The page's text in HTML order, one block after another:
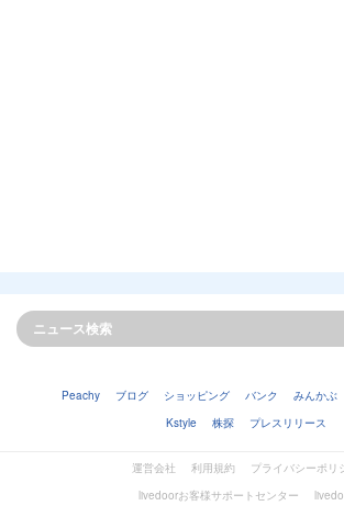
Peachy ブログ ショッピング バンク みんかぶ
Kstyle
株探 プレスリリース
運営会社 利用規約
プライバシーポリ
livedoorお客様サポートセンター